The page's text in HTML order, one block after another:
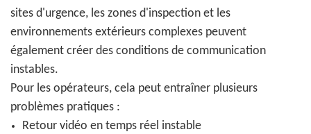
sites d'urgence, les zones d'inspection et les
environnements extérieurs complexes peuvent
également créer des conditions de communication
instables.
Pour les opérateurs, cela peut entraîner plusieurs
problèmes pratiques :
Retour vidéo en temps réel instable